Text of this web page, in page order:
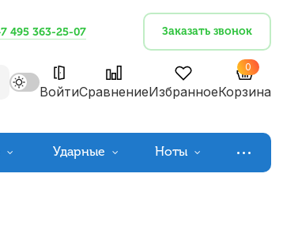
495 363-25-07 Заказать звонок
ВойтиСравнениеИзбранное
0
Корзина
Ударные Ноты